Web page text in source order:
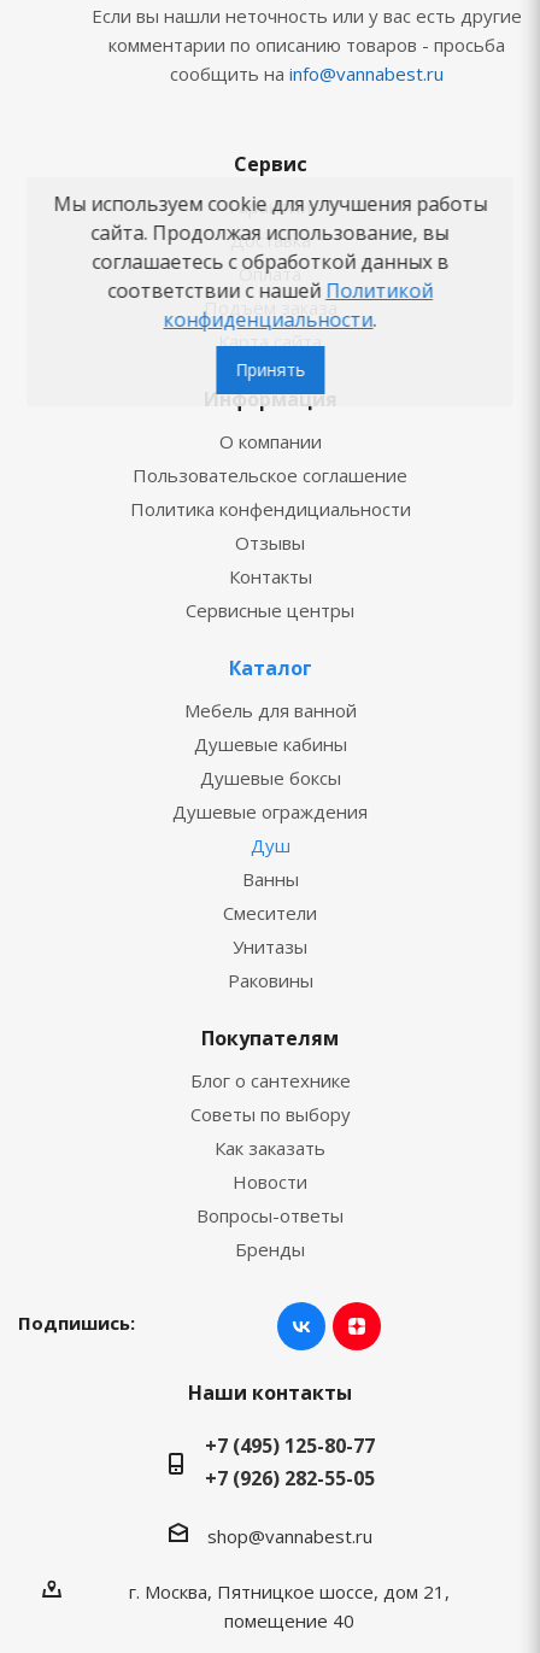
Если вы нашли неточность или у вас есть другие
комментарии по описанию товаров - просьба
сообщить на info@vannabest.ru
Сервис
Гарантии
Доставка
Оплата
Подъём заказа
Карта сайта
Информация
О компании
Пользовательское соглашение
Политика конфендициальности
Отзывы
Контакты
Сервисные центры
Каталог
Мебель для ванной
Душевые кабины
Душевые боксы
Душевые ограждения
Душ
Ванны
Смесители
Унитазы
Раковины
Покупателям
Блог о сантехнике
Советы по выбору
Как заказать
Новости
Вопросы-ответы
Бренды
Подпишись:
Наши контакты
+7 (495) 125-80-77
+7 (926) 282-55-05
shop@vannabest.ru
г. Москва, Пятницкое шоссе, дом 21,
помещение 40
Мы используем cookie для улучшения работы
сайта. Продолжая использование, вы
соглашаетесь с обработкой данных в
соответствии с нашей Политикой
конфиденциальности.
Принять